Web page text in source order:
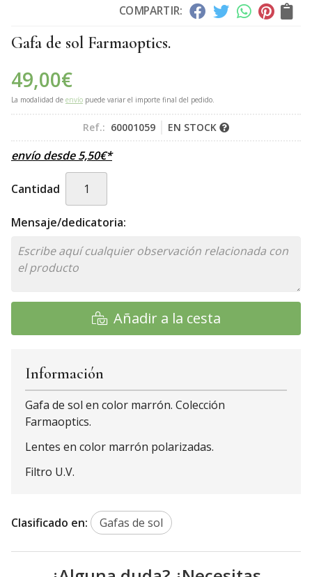
COMPARTIR:
Gafa de sol Farmaoptics.
49,00€
La modalidad de envío puede variar el importe final del pedido.
Ref.: 60001059 EN STOCK
envío desde5,50€*
Cantidad
Mensaje/dedicatoria:
Añadir a la cesta
Información
Gafa de sol en color marrón. Colección
Farmaoptics.
Lentes en color marrón polarizadas.
Filtro U.V.
Clasificado en: Gafas de sol